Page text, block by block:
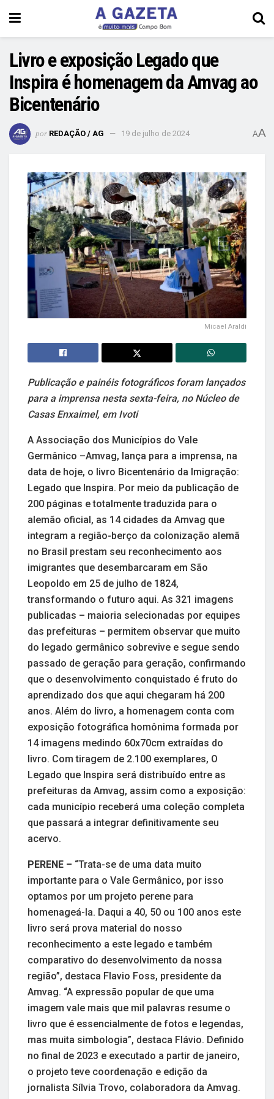
Livro e exposição Legado que
Inspira é homenagem da Amvag ao
Bicentenário
por REDAÇÃO / AG 19 de julho de 2024 AA
Micael Araldi
Publicação e painéis fotográficos foram lançados
para a imprensa nesta sexta-feira, no Núcleo de
Casas Enxaimel, em Ivoti
A Associação dos Municípios do Vale
Germânico –Amvag, lança para a imprensa, na
data de hoje, o livro Bicentenário da Imigração:
Legado que Inspira. Por meio da publicação de
200 páginas e totalmente traduzida para o
alemão oficial, as 14 cidades da Amvag que
integram a região-berço da colonização alemã
no Brasil prestam seu reconhecimento aos
imigrantes que desembarcaram em São
Leopoldo em 25 de julho de 1824,
transformando o futuro aqui. As 321 imagens
publicadas – maioria selecionadas por equipes
das prefeituras – permitem observar que muito
do legado germânico sobrevive e segue sendo
passado de geração para geração, confirmando
que o desenvolvimento conquistado é fruto do
aprendizado dos que aqui chegaram há 200
anos. Além do livro, a homenagem conta com
exposição fotográfica homônima formada por
14 imagens medindo 60x70cm extraídas do
livro. Com tiragem de 2.100 exemplares, O
Legado que Inspira será distribuído entre as
prefeituras da Amvag, assim como a exposição:
cada município receberá uma coleção completa
que passará a integrar definitivamente seu
acervo.
PERENE – “Trata-se de uma data muito
importante para o Vale Germânico, por isso
optamos por um projeto perene para
homenageá-la. Daqui a 40, 50 ou 100 anos este
livro será prova material do nosso
reconhecimento a este legado e também
comparativo do desenvolvimento da nossa
região”, destaca Flavio Foss, presidente da
Amvag. “A expressão popular de que uma
imagem vale mais que mil palavras resume o
livro que é essencialmente de fotos e legendas,
mas muita simbologia”, destaca Flávio. Definido
no final de 2023 e executado a partir de janeiro,
o projeto teve coordenação e edição da
jornalista Sílvia Trovo, colaboradora da Amvag.